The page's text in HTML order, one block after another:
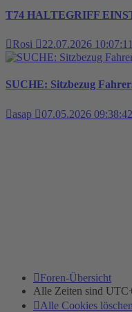
T74 HALTEGRIFF
Rosi 22.07.2026 10:07:11
SUCHE: Sitzbezug
asap 07.05.2026 09:38:42
Foren-Übersicht
Alle Zeiten sind
Alle Cookies löschen